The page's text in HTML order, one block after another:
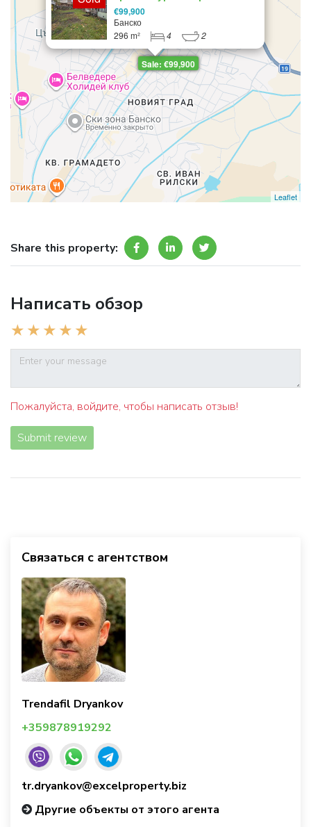
Sale: €99,900
массивного трехэтажного
дома в центре Банско
€99,900
Банско
296 m²
4 2
Leaflet
Share this property:
Написать обзор
Пожалуйста, войдите, чтобы написать отзыв!
Submit review
Связаться с агентством
Trendafil Dryankov
+359878919292
tr.dryankov@excelproperty.biz
Другие объекты от этого агента